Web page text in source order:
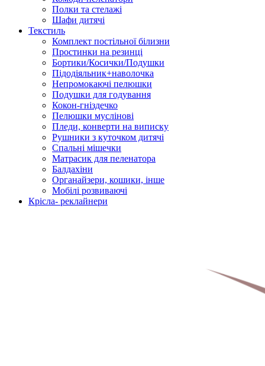
Полки та стелажі
Шафи дитячі
Текстиль
Комплект постільної білизни
Простинки на резинці
Бортики/Косички/Подушки
Підодіяльник+наволочка
Непромокаючі пелюшки
Подушки для годування
Кокон-гніздечко
Пелюшки муслінові
Пледи, конверти на виписку
Рушники з куточком дитячі
Спальні мішечки
Матрасик для пеленатора
Балдахіни
Органайзери, кошики, інше
Мобілі розвиваючі
Крісла- реклайнери